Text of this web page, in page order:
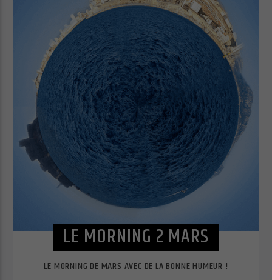
LE MORNING 2 MARS
LE MORNING DE MARS AVEC DE LA BONNE HUMEUR !
Les cookies essentiels permettent des fonctions de base et sont
nécessaires au bon fonctionnement du site Web.
Afficher les informations du cookie
Politique de confidentialité Mentions légales